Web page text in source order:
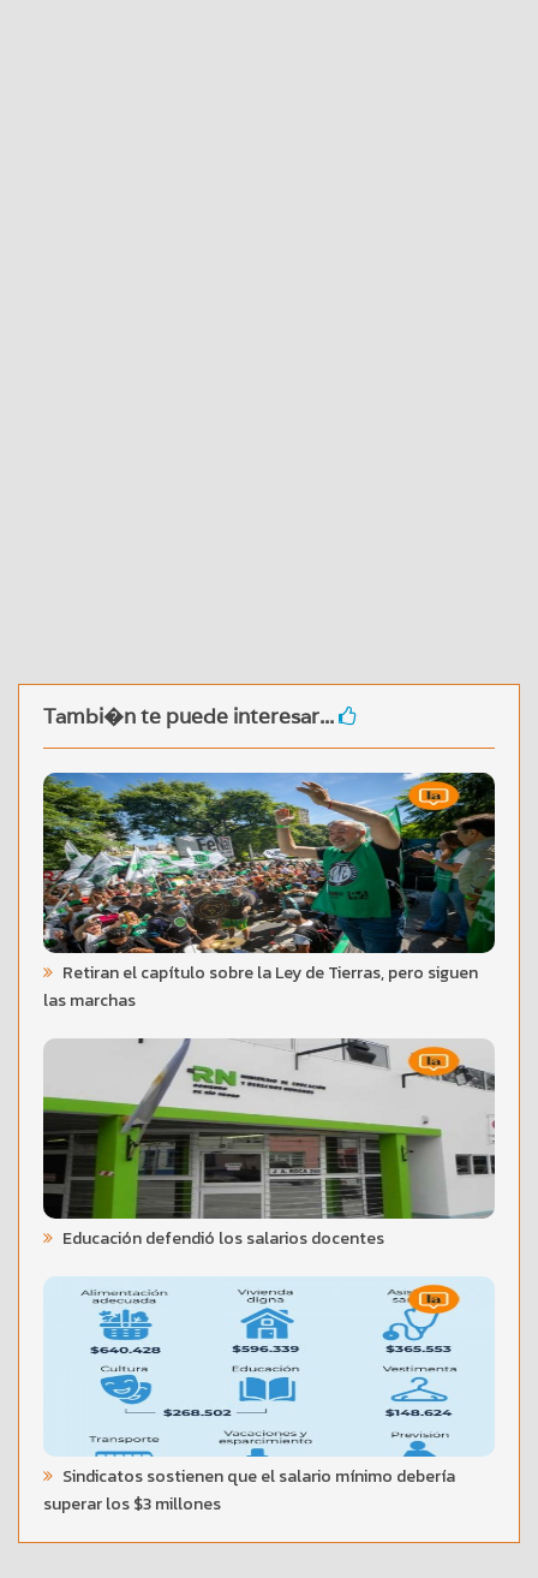
Tambi�n te puede interesar...
Retiran el capítulo sobre la Ley de Tierras, pero siguen
las marchas
Educación defendió los salarios docentes
Sindicatos sostienen que el salario mínimo debería
superar los $3 millones